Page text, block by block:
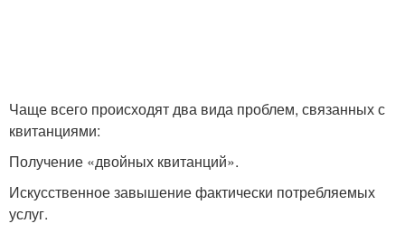
Чаще всего происходят два вида проблем, связанных с
квитанциями:
Получение «двойных квитанций».
Искусственное завышение фактически потребляемых
услуг.